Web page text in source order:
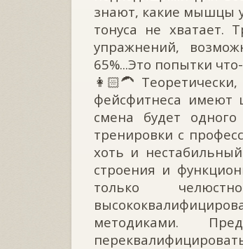
знают, какие мышцы
тонуса не хватает.
упражнений,
65%...Это попытки
фейсфитнеса имеют
смена будет
тренировки с
хоть и
строения и
только
методиками.